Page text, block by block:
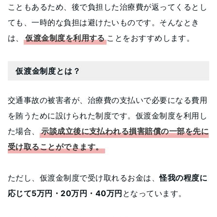
こともあるため、後で負担した治療費が返ってくるとし
ても、一時的な負担は避けたいものです。そんなとき
は、
仮渡金制度を利用する ことをおすすめします。
仮渡金制度とは？
交通事故の被害者が、治療費の支払いで必要になる費用
を賄うために設けられた制度です。仮渡金制度を利用し
た場合、
示談成立後に支払われる損害賠償の一部を先に
受け取ることができます。
ただし、仮渡金制度で受け取れるお金は、怪我の程度に
応じて5万円・20万円・40万円 となっています。